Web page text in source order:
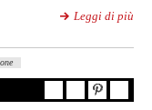
Leggi di più